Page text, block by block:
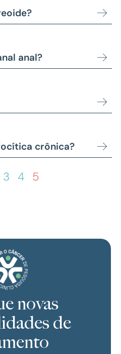
anal?
crônica?
3 4 5
novas
de